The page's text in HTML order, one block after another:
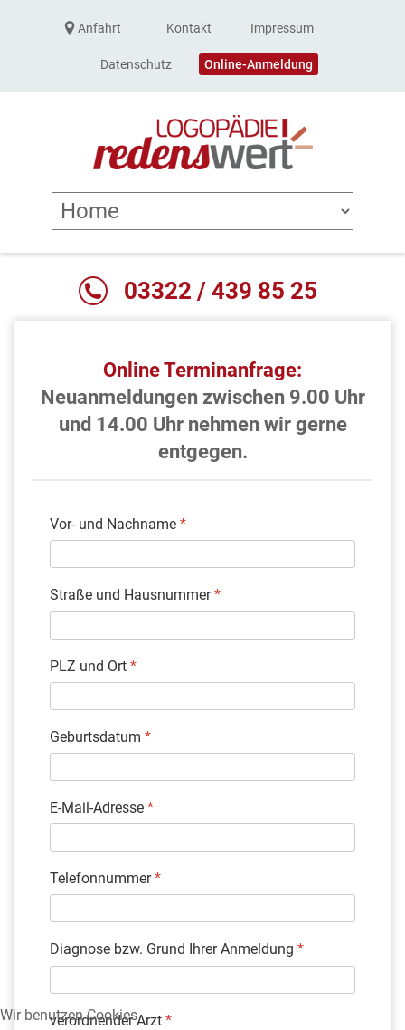
Anfahrt Kontakt Impressum
Datenschutz Online-Anmeldung
03322 / 439 85 25
Online Terminanfrage:
Neuanmeldungen zwischen 9.00 Uhr
und 14.00 Uhr nehmen wir gerne
entgegen.
Vor- und Nachname *
Straße und Hausnummer*
PLZ und Ort *
Geburtsdatum *
E-Mail-Adresse *
Telefonnummer*
Diagnose bzw. Grund Ihrer Anmeldung *
verordnender Arzt *
Wir benutzen Cookies